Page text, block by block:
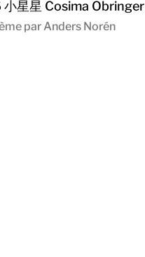
小星星 Cosima Obringer
par Anders Norén